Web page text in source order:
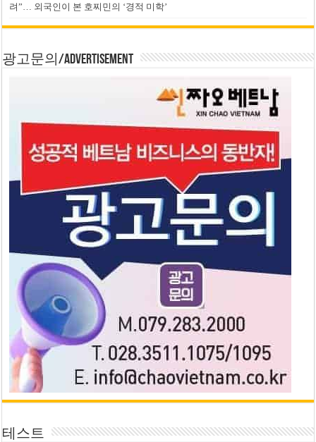
려”… 외국인이 본 호찌민의 ‘경적 미학’
광고문의/Advertisement
테스트